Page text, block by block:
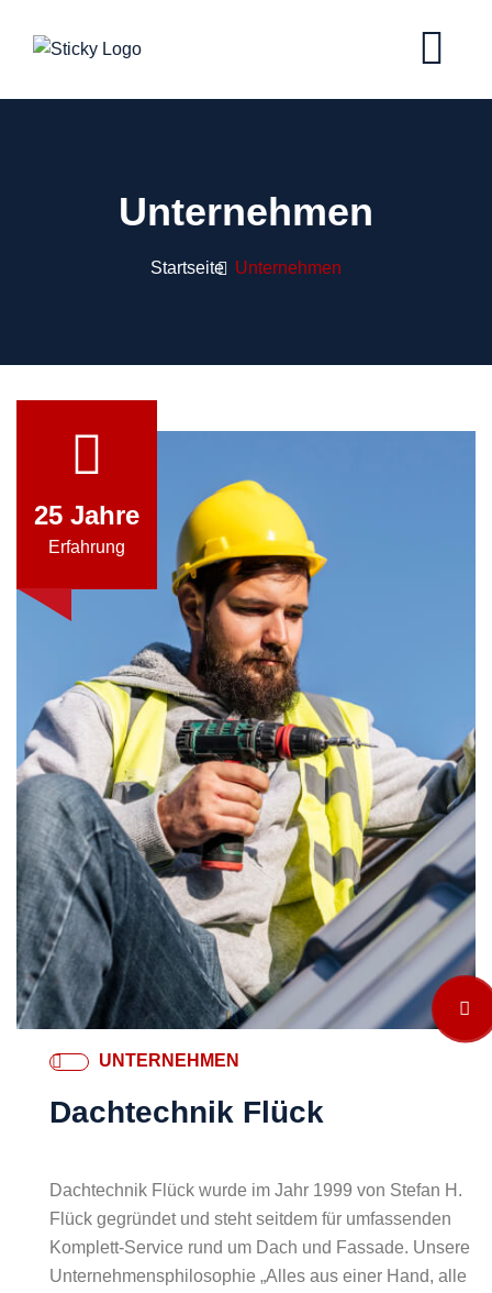
Unternehmen
Startseite Unternehmen
25 Jahre
Erfahrung
UNTERNEHMEN
Dachtechnik Flück
Dachtechnik Flück wurde im Jahr 1999 von Stefan H.
Flück gegründet und steht seitdem für umfassenden
Komplett-Service rund um Dach und Fassade. Unsere
Unternehmensphilosophie „Alles aus einer Hand, alle